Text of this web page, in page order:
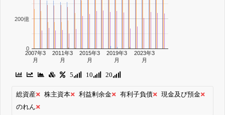
2007年3
月
2011年3
月
2015年3
月
2019年3
月
2023年3
月
0
200億
5 10 20
総資産 株主資本 利益剰余金 有利子負債
現金及び預金
のれん